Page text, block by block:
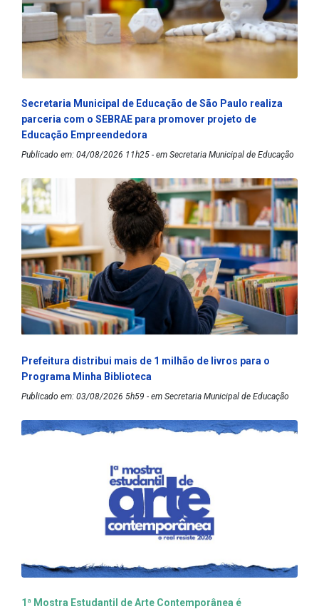
Secretaria Municipal de Educação de São Paulo realiza
parceria com o SEBRAE para promover projeto de
Educação Empreendedora
Publicado em: 04/08/2026 11h25 - em Secretaria Municipal de Educação
Prefeitura distribui mais de 1 milhão de livros para o
Programa Minha Biblioteca
Publicado em: 03/08/2026 5h59 - em Secretaria Municipal de Educação
1ª Mostra Estudantil de Arte Contemporânea é